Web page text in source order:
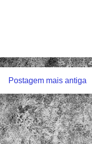
Postagem mais antiga